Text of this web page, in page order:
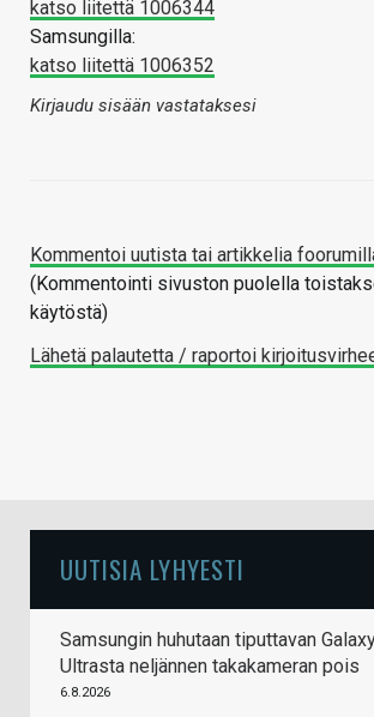
katso liitettä 1006344
Samsungilla:
katso liitettä 1006352
Kirjaudu sisään vastataksesi
Kommentoi uutista tai artikkelia
(Kommentointi sivuston puolella
käytöstä)
Lähetä palautetta / raportoi
UUTISIA LYHYESTI
Samsungin huhutaan tiputtavan
Ultrasta neljännen takakameran pois
6.8.2026